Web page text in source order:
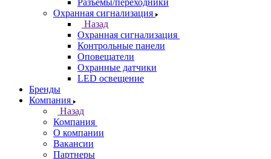
Разъемы/переходники
Охранная сигнализация
Назад
Охранная сигнализация
Контрольные панели
Оповещатели
Охранные датчики
LED освещение
Бренды
Компания
Назад
Компания
О компании
Вакансии
Партнеры